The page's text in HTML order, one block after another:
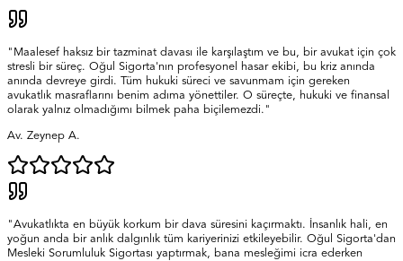
"Maalesef haksız bir tazminat davası ile karşılaştım ve bu, bir avukat için çok
stresli bir süreç. Oğul Sigorta'nın profesyonel hasar ekibi, bu kriz anında
anında devreye girdi. Tüm hukuki süreci ve savunmam için gereken
avukatlık masraflarını benim adıma yönettiler. O süreçte, hukuki ve finansal
olarak yalnız olmadığımı bilmek paha biçilemezdi."
Av. Zeynep A.
"Avukatlıkta en büyük korkum bir dava süresini kaçırmaktı. İnsanlık hali, en
yoğun anda bir anlık dalgınlık tüm kariyerinizi etkileyebilir. Oğul Sigorta'dan
Mesleki Sorumluluk Sigortası yaptırmak, bana mesleğimi icra ederken